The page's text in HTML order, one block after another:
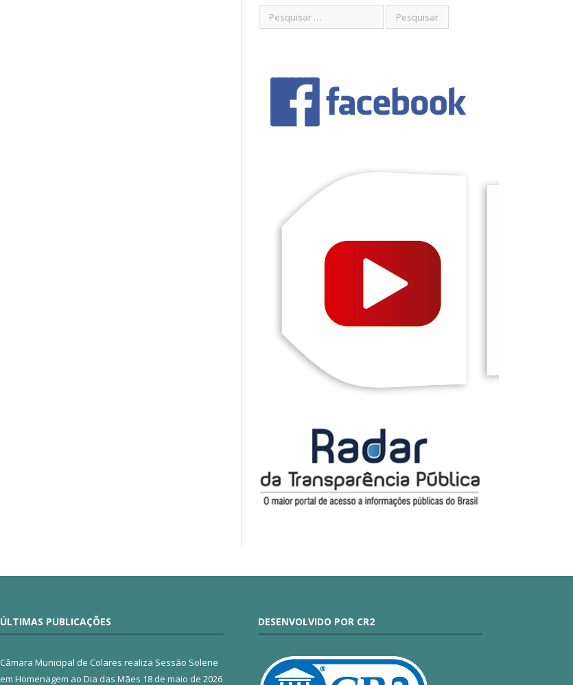
ÚLTIMAS PUBLICAÇÕES
Câmara Municipal de Colares realiza Sessão Solene
em Homenagem ao Dia das Mães 18 de maio de 2026
DESENVOLVIDO POR CR2